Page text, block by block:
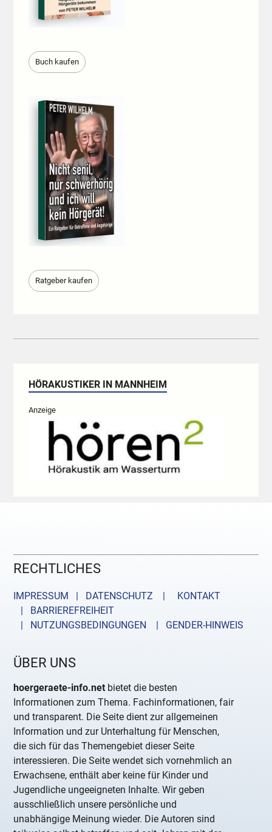
Buch kaufen
Ratgeber kaufen
HÖRAKUSTIKER IN MANNHEIM
Anzeige
RECHTLICHES
IMPRESSUM | DATENSCHUTZ |
KONTAKT
| BARRIEREFREIHEIT
| NUTZUNGSBEDINGUNGEN
| GENDER-HINWEIS
ÜBER UNS
hoergeraete-info.net bietet die besten
Informationen zum Thema. Fachinformationen, fair
und transparent. Die Seite dient zur allgemeinen
Information und zur Unterhaltung für Menschen,
die sich für das Themengebiet dieser Seite
interessieren. Die Seite wendet sich vornehmlich an
Erwachsene, enthält aber keine für Kinder und
Jugendliche ungeeigneten Inhalte. Wir geben
ausschließlich unsere persönliche und
unabhängige Meinung wieder. Die Autoren sind